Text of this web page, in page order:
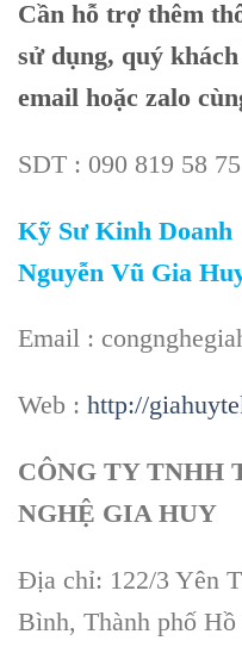
Cần hỗ trợ thêm
sử dụng, quý
email hoặc zalo
SDT : 090 819 58
Kỹ Sư Kinh Doanh
Nguyễn Vũ Gia
Email :
Web : http://
CÔNG TY TNHH
NGHỆ GIA HUY
Địa chỉ: 122/3 Yên
Bình, Thành phố